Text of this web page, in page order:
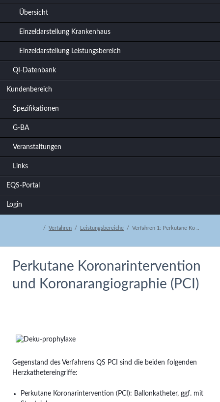
Übersicht
Einzeldarstellung Krankenhaus
Einzeldarstellung Leistungsbereich
QI-Datenbank
Kundenbereich
Spezifikationen
G-BA
Veranstaltungen
Links
EQS-Portal
Login
Verfahren Leistungsbereiche Verfahren 1: Perkutane Ko ..
Perkutane Koronarintervention
und Koronarangiographie (PCI)
Gegenstand des Verfahrens QS PCI sind die beiden folgenden
Herzkathetereingriffe:
Perkutane Koronarintervention (PCI): Ballonkatheter, ggf. mit